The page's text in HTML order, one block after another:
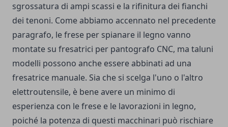
sgrossatura di ampi scassi e la rifinitura dei fianchi
dei tenoni. Come abbiamo accennato nel precedente
paragrafo, le frese per spianare il legno vanno
montate su fresatrici per pantografo CNC, ma taluni
modelli possono anche essere abbinati ad una
fresatrice manuale. Sia che si scelga l'uno o l'altro
elettroutensile, è bene avere un minimo di
esperienza con le frese e le lavorazioni in legno,
poiché la potenza di questi macchinari può rischiare